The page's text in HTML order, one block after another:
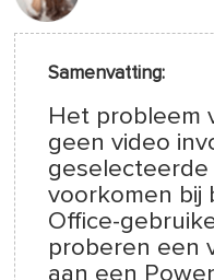
Samenvatting:
Het probleem
geen video
voorkomen bij
Office-
proberen een
aan een